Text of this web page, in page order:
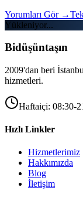
Yorumları Gör →
Yükleniyor...
Bidüşüntaşın
2009'dan beri
hizmetleri.
Haftaiçi: 08:30-
Hızlı Linkler
Hizmetlerimiz
Hakkımızda
Blog
İletişim